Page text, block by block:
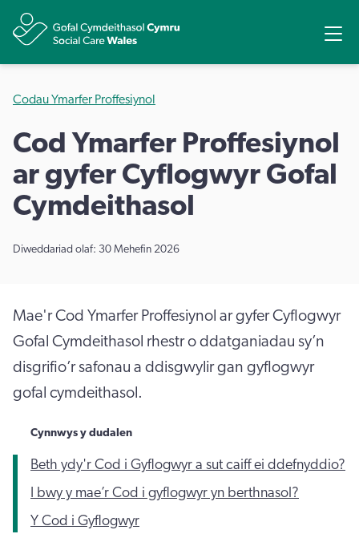
Codau Ymarfer Proffesiynol
Cod Ymarfer Proffesiynol
ar gyfer Cyflogwyr Gofal
Cymdeithasol
Diweddariad olaf: 30 Mehefin 2026
Mae'r Cod Ymarfer Proffesiynol ar gyfer Cyflogwyr
Gofal Cymdeithasol rhestr o ddatganiadau sy’n
disgrifio’r safonau a ddisgwylir gan gyflogwyr
gofal cymdeithasol.
Cynnwys y dudalen
Beth ydy'r Cod i Gyflogwyr a sut caiff ei ddefnyddio?
I bwy y mae’r Cod i gyflogwyr yn berthnasol?
Y Cod i Gyflogwyr